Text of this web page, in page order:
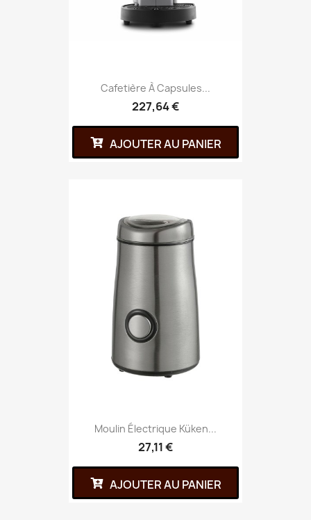
Cafetière À Capsules...
227,64 €
AJOUTER AU PANIER
Moulin Électrique Küken...
27,11 €
AJOUTER AU PANIER